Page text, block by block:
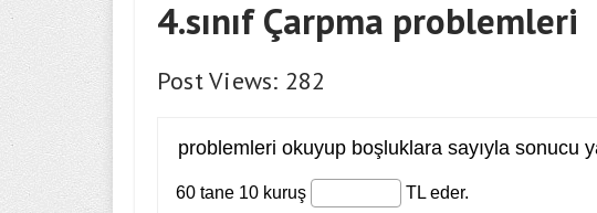
4.sınıf Çarpma problemleri
Post Views: 282